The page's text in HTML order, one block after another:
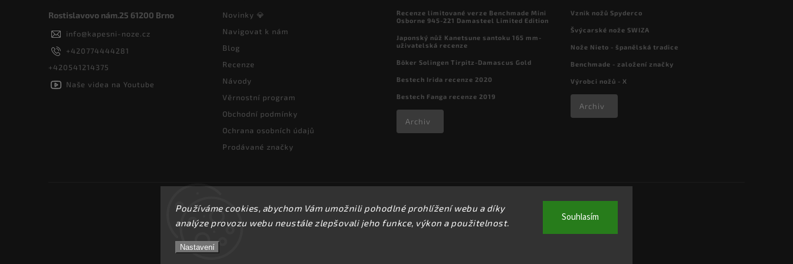
Používáme cookies, abychom Vám umožnili pohodlné prohlížení webu a díky
analýze provozu webu neustále zlepšovali jeho funkce, výkon a použitelnost.
Nastavení
Souhlasím
Rostislavovo nám.25 61200 Brno
info@kapesni-noze.cz
+420774444281
+420541214375
Naše videa na Youtube
Novinky 💎
Navigovat k nám
Blog
Recenze
Návody
Věrnostní program
Obchodní podmínky
Ochrana osobních údajů
Prodávané značky
Recenze limitované verze Benchmade Mini
Osborne 945-221 Damasteel Limited Edition
Japonský nůž Kanetsune santoku 165 mm-
uživatelská recenze
Böker Solingen Tirpitz-Damascus Gold
Bestech Irida recenze 2020
Bestech Fanga recenze 2019
Archiv
Vznik nožů Spyderco
Švýcarské nože SWIZA
Nože Nieto - španělská tradice
Benchmade - založení značky
Výrobci nožů - X
Archiv
Copyright 2026kapesni-noze.cz . Všechna práva vyhrazena.
Upravit nastavení cookies